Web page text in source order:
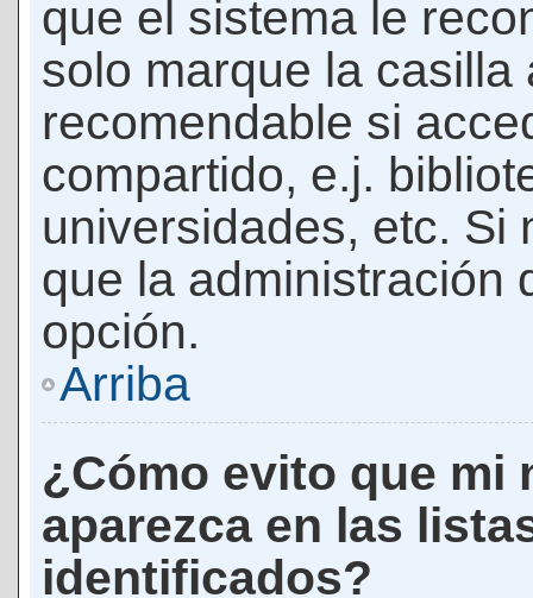
que el sistema le
solo marque la casilla
recomendable si
compartido, e.j.
universidades, etc. Si
que la administración
opción.
Arriba
¿Cómo evito que mi
aparezca en las
identificados?